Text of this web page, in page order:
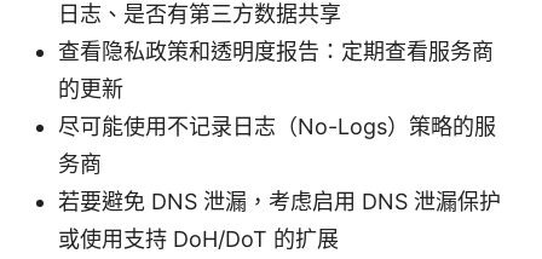
日志、是否有第三方数据共享
查看隐私政策和透明度报告：定期查看服务商
的更新
尽可能使用不记录日志（No-Logs）策略的服
务商
若要避免 DNS 泄漏，考虑启用 DNS 泄漏保护
或使用支持 DoH/DoT 的扩展